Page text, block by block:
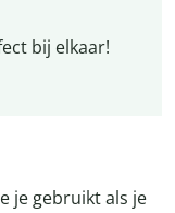
bij elkaar!
je gebruikt als je